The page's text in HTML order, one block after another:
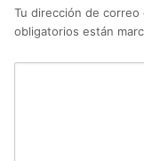
Tu dirección de
obligatorios están